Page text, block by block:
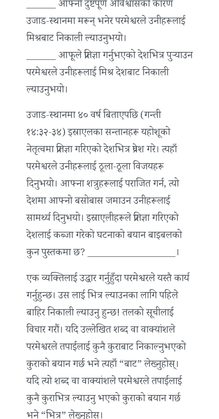
______ आफ्नो दुष्टपूर्ण अविश्वासको कारण
उजाड-स्थानमा मरून् भनेर परमेश्वरले उनीहरूलाई
मिश्रबाट निकाली ल्याउनुभयो।
______ आफूले प्रतिज्ञा गर्नुभएको देशभित्र पुर्‍याउन
परमेश्वरले उनीहरूलाई मिश्र देशबाट निकाली
ल्याउनुभयो।
उजाड-स्थानमा ४० वर्ष बिताएपछि (गन्ती
१४:३२-३४) इस्राएलका सन्तानहरू यहोशूको
नेतृत्वमा प्रतिज्ञा गरिएको देशभित्र प्रवेश गरे। त्यहाँ
परमेश्वरले उनीहरूलाई ठूला-ठूला विजयहरू
दिनुभयो। आफ्ना शत्रुहरूलाई पराजित गर्न, त्यो
देशमा आफ्नो बसोबास जमाउन उनीहरूलाई
सामर्थ्य दिनुभयो। इस्राएलीहरूले प्रतिज्ञा गरिएको
देशलाई कब्जा गरेको घटनाको बयान बाइबलको
कुन पुस्तकमा छ? __________________।
एक व्यक्तिलाई उद्धार गर्नुहुँदा परमेश्वरले यस्तै कार्य
गर्नुहुन्छ। उस लाई भित्र ल्याउनका लागि पहिले
बाहिर निकाली ल्याउनु हुन्छ! तलको सूचीलाई
विचार गरौं। यदि उल्लेखित शब्द वा वाक्यांशले
परमेश्वरले तपाईंलाई कुनै कुराबाट निकाल्नुभएको
कुराको बयान गर्छ भने त्यहाँ “बाट” लेख्‍नुहोस्।
यदि त्यो शब्द वा वाक्यांशले परमेश्वरले तपाईंलाई
कुनै कुराभित्र ल्याउनु भएको कुराको बयान गर्छ